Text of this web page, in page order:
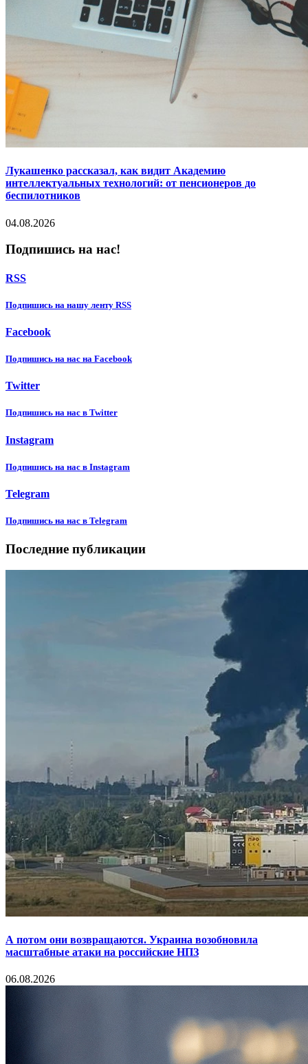
Лукашенко рассказал, как видит Академию
интеллектуальных технологий: от пенсионеров до
беспилотников
04.08.2026
Подпишись на нас!
RSS
Подпишиcь на нашу ленту RSS
Facebook
Подпишиcь на нас на Facebook
Twitter
Подпишиcь на нас в Twitter
Instagram
Подпишиcь на нас в Instagram
Telegram
Подпишиcь на нас в Telegram
Последние публикации
А потом они возвращаются. Украина возобновила
масштабные атаки на российские НПЗ
06.08.2026